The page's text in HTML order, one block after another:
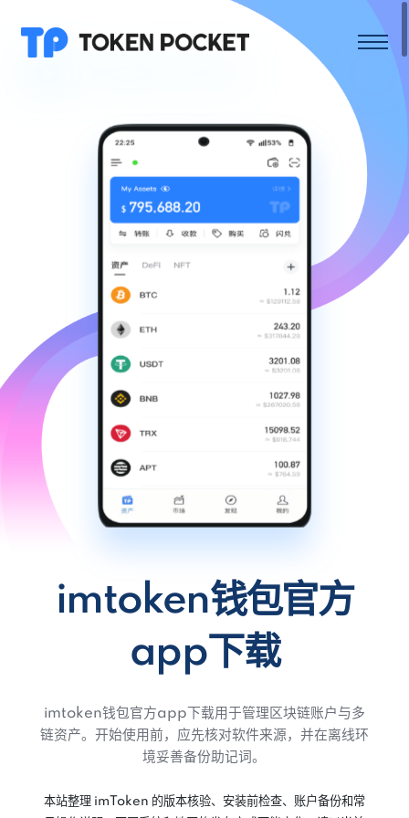
imtoken钱包官方
app下载
imtoken钱包官方app下载用于管理区块链账户与多
链资产。开始使用前，应先核对软件来源，并在离线环
境妥善备份助记词。
本站整理 imToken 的版本核验、安装前检查、账户备份和常